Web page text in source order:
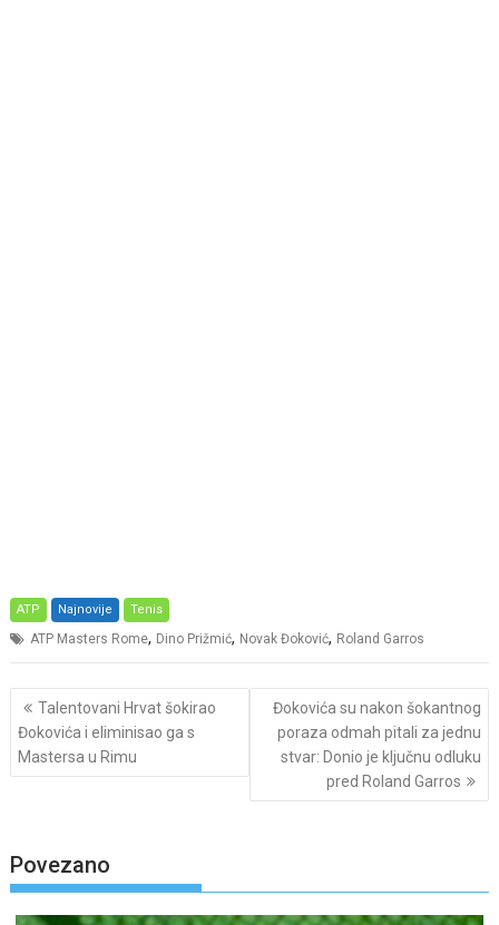
ATP Najnovije Tenis
ATP Masters Rome, Dino Prižmić, Novak Đoković, Roland Garros
Post
navigation
Talentovani Hrvat šokirao
Đokovića i eliminisao ga s
Mastersa u Rimu
Đokovića su nakon šokantnog
poraza odmah pitali za jednu
stvar: Donio je ključnu odluku
pred Roland Garros
Povezano